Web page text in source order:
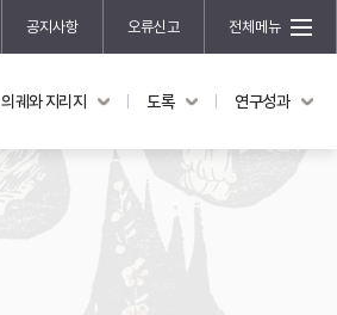
공지사항 오류신고 전체메뉴
연구성과
의궤와 지리지 도록 연구성과